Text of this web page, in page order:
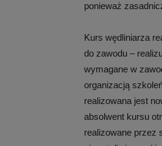
ponieważ
Kurs wędliniarza
do zawodu –
wymagane w
organizacją
realizowana jest
absolwent kursu
realizowane przez